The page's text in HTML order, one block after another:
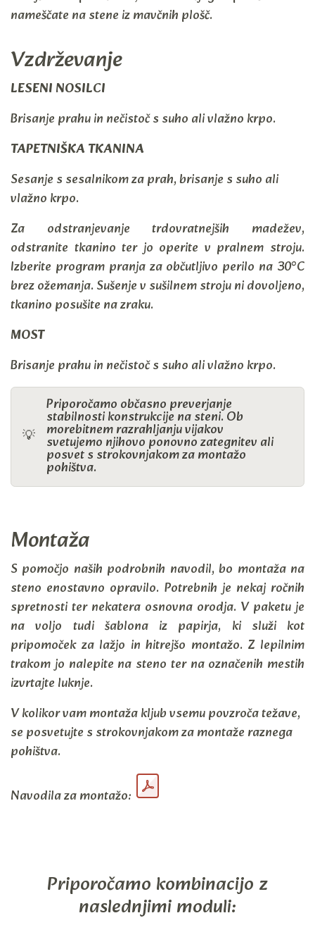
nameščate na stene iz mavčnih plošč.
Vzdrževanje
LESENI NOSILCI
Brisanje prahu in nečistoč s suho ali vlažno krpo.
TAPETNIŠKA TKANINA
Sesanje s sesalnikom za prah, brisanje s suho ali
vlažno krpo.
Za odstranjevanje trdovratnejših madežev,
odstranite tkanino ter jo operite v pralnem stroju.
Izberite program pranja za občutljivo perilo na 30°C
brez ožemanja. Sušenje v sušilnem stroju ni dovoljeno,
tkanino posušite na zraku.
MOST
Brisanje prahu in nečistoč s suho ali vlažno krpo.
💡
Priporočamo občasno preverjanje
stabilnosti konstrukcije na steni. Ob
morebitnem razrahljanju vijakov
svetujemo njihovo ponovno zategnitev ali
posvet s strokovnjakom za montažo
pohištva.
Montaža
S pomočjo naših podrobnih navodil, bo montaža na
steno enostavno opravilo. Potrebnih je nekaj ročnih
spretnosti ter nekatera osnovna orodja. V paketu je
na voljo tudi šablona iz papirja, ki služi kot
pripomoček za lažjo in hitrejšo montažo. Z lepilnim
trakom jo nalepite na steno ter na označenih mestih
izvrtajte luknje.
V kolikor vam montaža kljub vsemu povzroča težave,
se posvetujte s strokovnjakom za montaže raznega
pohištva.
Navodila za montažo:
Priporočamo kombinacijo z
naslednjimi moduli: